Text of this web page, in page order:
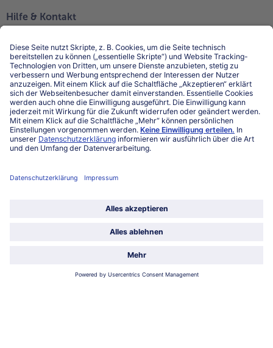
Hilfe & Kontakt
Kontakt
FAQ
Service
Unternehmen